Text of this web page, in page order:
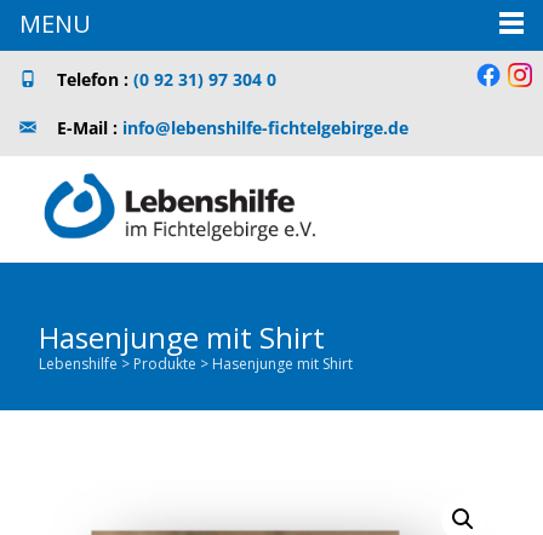
Telefon : (0 92 31) 97 304 0
E-Mail : info@lebenshilfe-fichtelgebirge.de
Hasenjunge mit Shirt
Lebenshilfe > Produkte > Hasenjunge mit Shirt
MENU